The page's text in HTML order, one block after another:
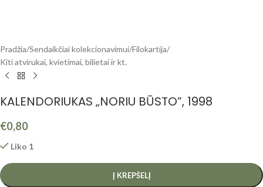
Pradžia/Sendaikčiai kolekcionavimui/Filokartija/
Kiti atvirukai, kvietimai, bilietai ir kt.
KALENDORIUKAS „NORIU BŪSTO”, 1998
€0,80
Liko 1
Į KREPŠELĮ